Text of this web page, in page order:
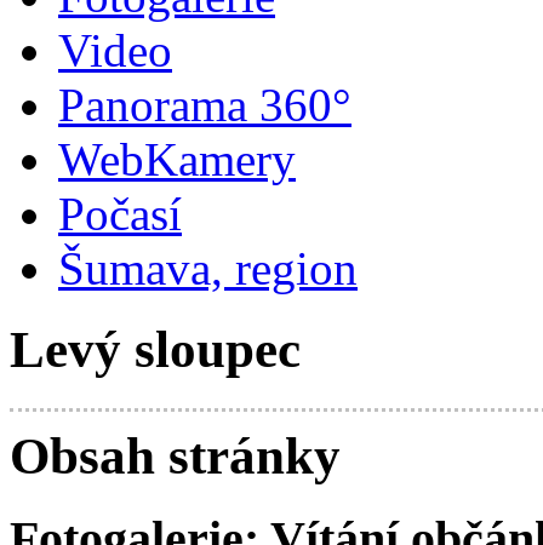
Video
Panorama 360°
WebKamery
Počasí
Šumava, region
Levý sloupec
Obsah stránky